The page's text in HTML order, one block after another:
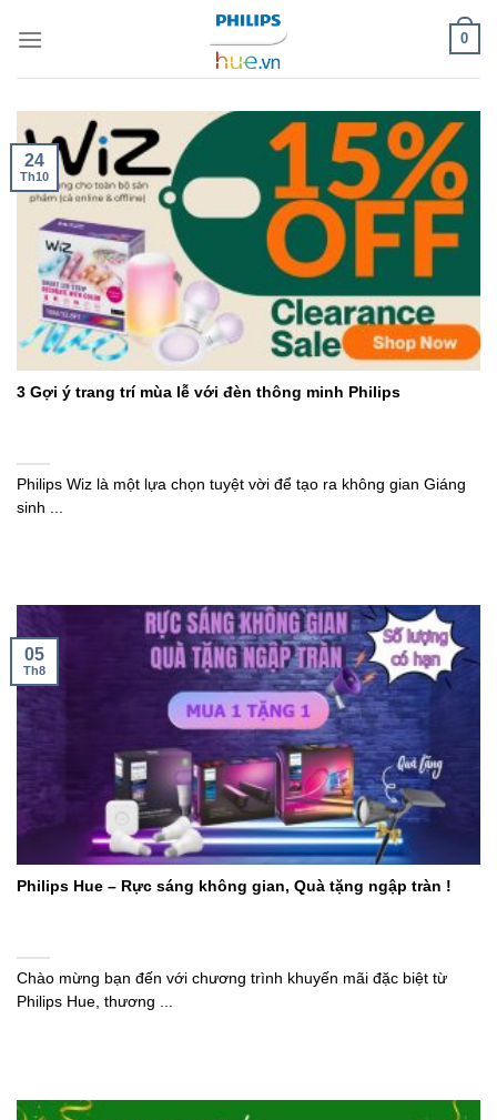
0
3 Gợi ý trang trí mùa lễ với đèn thông minh Philips
Philips Wiz là một lựa chọn tuyệt vời để tạo ra không gian Giáng
sinh ...
24
Th10
Philips Hue – Rực sáng không gian, Quà tặng ngập tràn !
Chào mừng bạn đến với chương trình khuyến mãi đặc biệt từ
Philips Hue, thương ...
05
Th8